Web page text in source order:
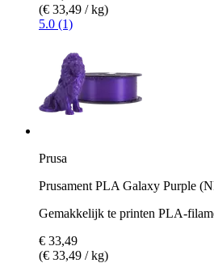
(€ 33,49 / kg)
5.0 (1)
Prusa
Prusament PLA Galaxy Purple
Gemakkelijk te printen PLA-
€ 33,49
(€ 33,49 / kg)